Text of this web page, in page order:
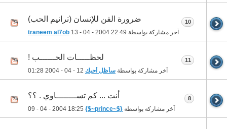
ضرورة الفن للإنسان (ترانيم الحب)
آخر مشاركة بواسطة traneem al7ob 13 - 04 - 2004 22:49
10
لحظـــــات الحــــــب !
آخر مشاركة بواسطة سأظل أحبك 01:28
11
أنت ... كم تســــــــاوي . ؟؟
آخر مشاركة بواسطة {$~prince~$}
18:25
8